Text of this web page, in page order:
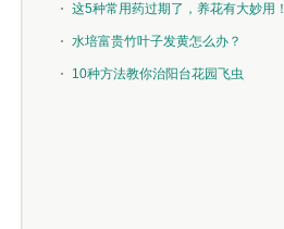
你睡的香、身体棒。
这5种常用药过期了，养花有大妙用！
水培富贵竹叶子发黄怎么办？
10种方法教你治阳台花园飞虫